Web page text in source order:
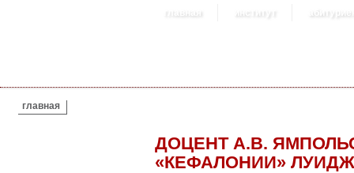
главная институт
ВЫ ЗДЕСЬ
главная
ДОЦЕНТ А.В.
«КЕФАЛОНИИ»